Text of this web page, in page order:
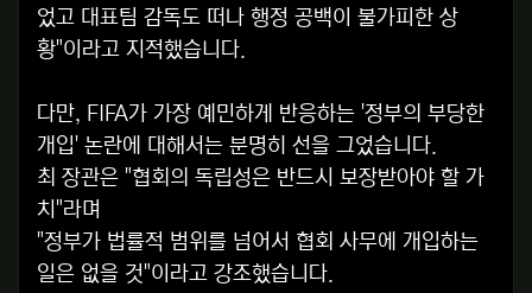
었고 대표팀 감독도 떠나 행정 공백이 불가피한 상
황"이라고 지적했습니다.
다만, FIFA가 가장 예민하게 반응하는 '정부의 부당한
개입' 논란에 대해서는 분명히 선을 그었습니다.
최 장관은 "협회의 독립성은 반드시 보장받아야 할 가
치"라며
"정부가 법률적 범위를 넘어서 협회 사무에 개입하는
일은 없을 것"이라고 강조했습니다.